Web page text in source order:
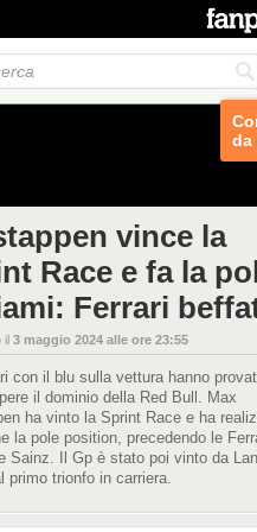
da
vince la
Race e fa la
Ferrari
il 3 maggio 2024 alle ore 23:55
con il blu sulla vettura hanno
il dominio della Red Bull. Max
ha vinto la Sprint Race e ha
la pole position, precedendo le
Sainz. Il Gp è stato poi vinto da
primo trionfo in carriera.